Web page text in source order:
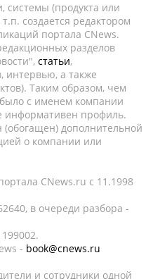
(продукта или
создается редактором
портала CNews.
разделов
статьи,
интервью, а также
Таким образом, чем
с именем компании
информативен профиль.
дополнительной
о компании или
CNews.ru c 11.1998
в очереди разбора -
- book@cnews.ru
и сотрудники одной